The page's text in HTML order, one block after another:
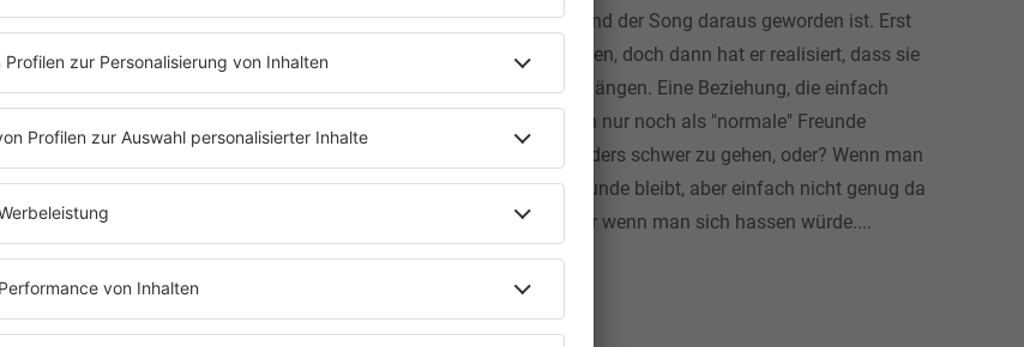
Studiosession mit anderen geteilt hat und der Song daraus geworden ist. Erst
wusste er nicht, woher diese Worte kamen, doch dann hat er realisiert, dass sie
wohl mit einer Ex-Freundin zusammenhängen. Eine Beziehung, die einfach
immer weniger geworden ist, bevor man nur noch als "normale" Freunde
dastand. Aber genau dann ist es besonders schwer zu gehen, oder? Wenn man
sich nicht gestritten hat, wenn man Freunde bleibt, aber einfach nicht genug da
ist um sich zu lieben - es wäre einfacher wenn man sich hassen würde....